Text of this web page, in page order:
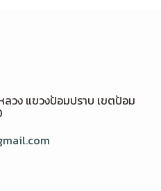
ลวง แขวงป้อมปราบ เขตป้อม